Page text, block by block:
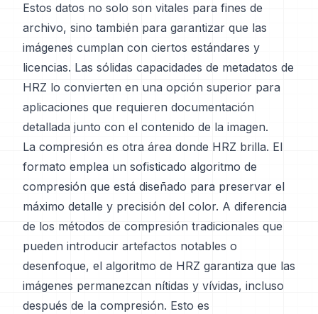
Estos datos no solo son vitales para fines de
archivo, sino también para garantizar que las
imágenes cumplan con ciertos estándares y
licencias. Las sólidas capacidades de metadatos de
HRZ lo convierten en una opción superior para
aplicaciones que requieren documentación
detallada junto con el contenido de la imagen.
La compresión es otra área donde HRZ brilla. El
formato emplea un sofisticado algoritmo de
compresión que está diseñado para preservar el
máximo detalle y precisión del color. A diferencia
de los métodos de compresión tradicionales que
pueden introducir artefactos notables o
desenfoque, el algoritmo de HRZ garantiza que las
imágenes permanezcan nítidas y vívidas, incluso
después de la compresión. Esto es